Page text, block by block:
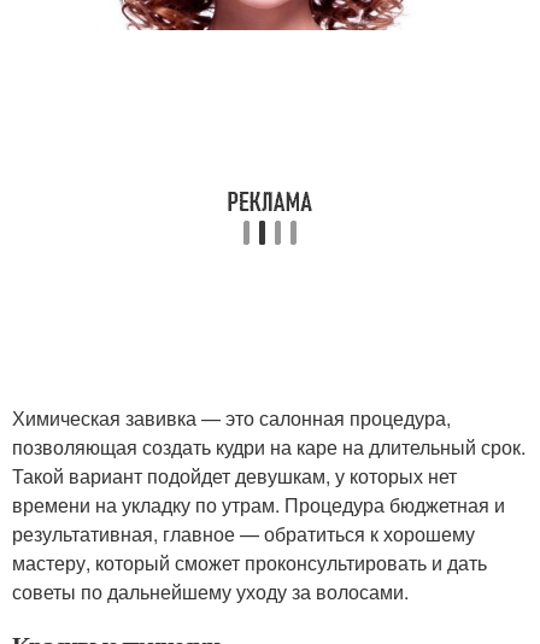
Химическая завивка — это салонная процедура,
позволяющая создать кудри на каре на длительный срок.
Такой вариант подойдет девушкам, у которых нет
времени на укладку по утрам. Процедура бюджетная и
результативная, главное — обратиться к хорошему
мастеру, который сможет проконсультировать и дать
советы по дальнейшему уходу за волосами.